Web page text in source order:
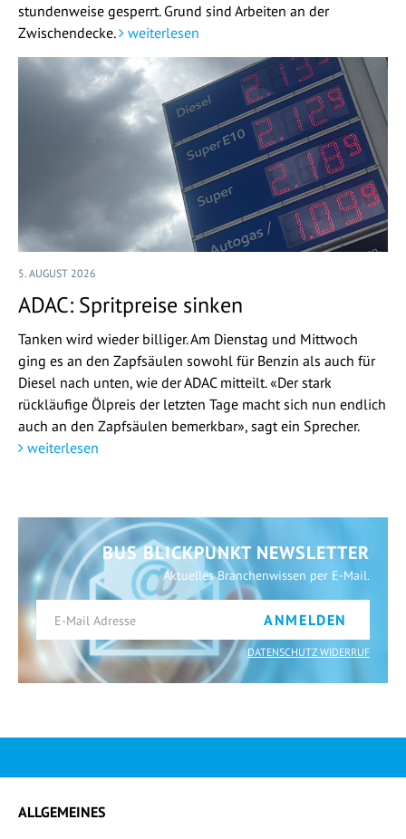
stundenweise gesperrt. Grund sind Arbeiten an der
Zwischendecke.
weiterlesen
5. AUGUST 2026
ADAC: Spritpreise sinken
Tanken wird wieder billiger. Am Dienstag und Mittwoch
ging es an den Zapfsäulen sowohl für Benzin als auch für
Diesel nach unten, wie der ADAC mitteilt. «Der stark
rückläufige Ölpreis der letzten Tage macht sich nun endlich
auch an den Zapfsäulen bemerkbar», sagt ein Sprecher.
weiterlesen
BUS BLICKPUNKT NEWSLETTER
Aktuelles Branchenwissen per E-Mail.
ANMELDEN
DATENSCHUTZ WIDERRUF
ALLGEMEINES